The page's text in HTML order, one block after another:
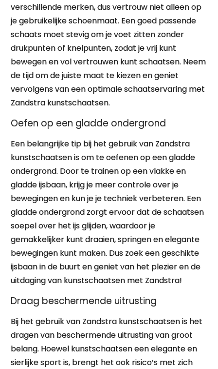
verschillende merken, dus vertrouw niet alleen op
je gebruikelijke schoenmaat. Een goed passende
schaats moet stevig om je voet zitten zonder
drukpunten of knelpunten, zodat je vrij kunt
bewegen en vol vertrouwen kunt schaatsen. Neem
de tijd om de juiste maat te kiezen en geniet
vervolgens van een optimale schaatservaring met
Zandstra kunstschaatsen.
Oefen op een gladde ondergrond
Een belangrijke tip bij het gebruik van Zandstra
kunstschaatsen is om te oefenen op een gladde
ondergrond. Door te trainen op een vlakke en
gladde ijsbaan, krijg je meer controle over je
bewegingen en kun je je techniek verbeteren. Een
gladde ondergrond zorgt ervoor dat de schaatsen
soepel over het ijs glijden, waardoor je
gemakkelijker kunt draaien, springen en elegante
bewegingen kunt maken. Dus zoek een geschikte
ijsbaan in de buurt en geniet van het plezier en de
uitdaging van kunstschaatsen met Zandstra!
Draag beschermende uitrusting
Bij het gebruik van Zandstra kunstschaatsen is het
dragen van beschermende uitrusting van groot
belang. Hoewel kunstschaatsen een elegante en
sierlijke sport is, brengt het ook risico’s met zich